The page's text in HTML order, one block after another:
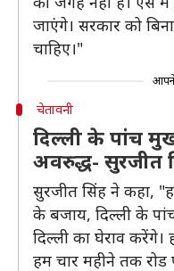
जाएंगे। सरकार को
चाहिए।"
आपने
चेतावनी
दिल्ली के पांच
अवरुद्ध- सुरजीत
सुरजीत सिंह ने कहा,
के बजाय, दिल्ली के
दिल्ली का घेराव करेंगे।
हम चार महीने तक